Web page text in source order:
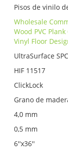
Pisos de vinilo
Wholesale
Wood PVC
Vinyl Floor
UltraSurface
HIF 11517
ClickLock
Grano de
4,0 mm
0,5 mm
6''x36''